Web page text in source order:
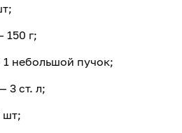
150 г;
небольшой пучок;
3 ст. л;
шт;